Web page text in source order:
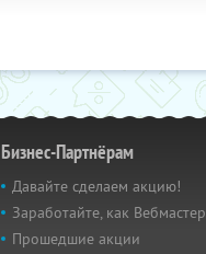
Бизнес-Партнёрам
Давайте сделаем акцию!
Заработайте, как Вебмастер
Прошедшие акции